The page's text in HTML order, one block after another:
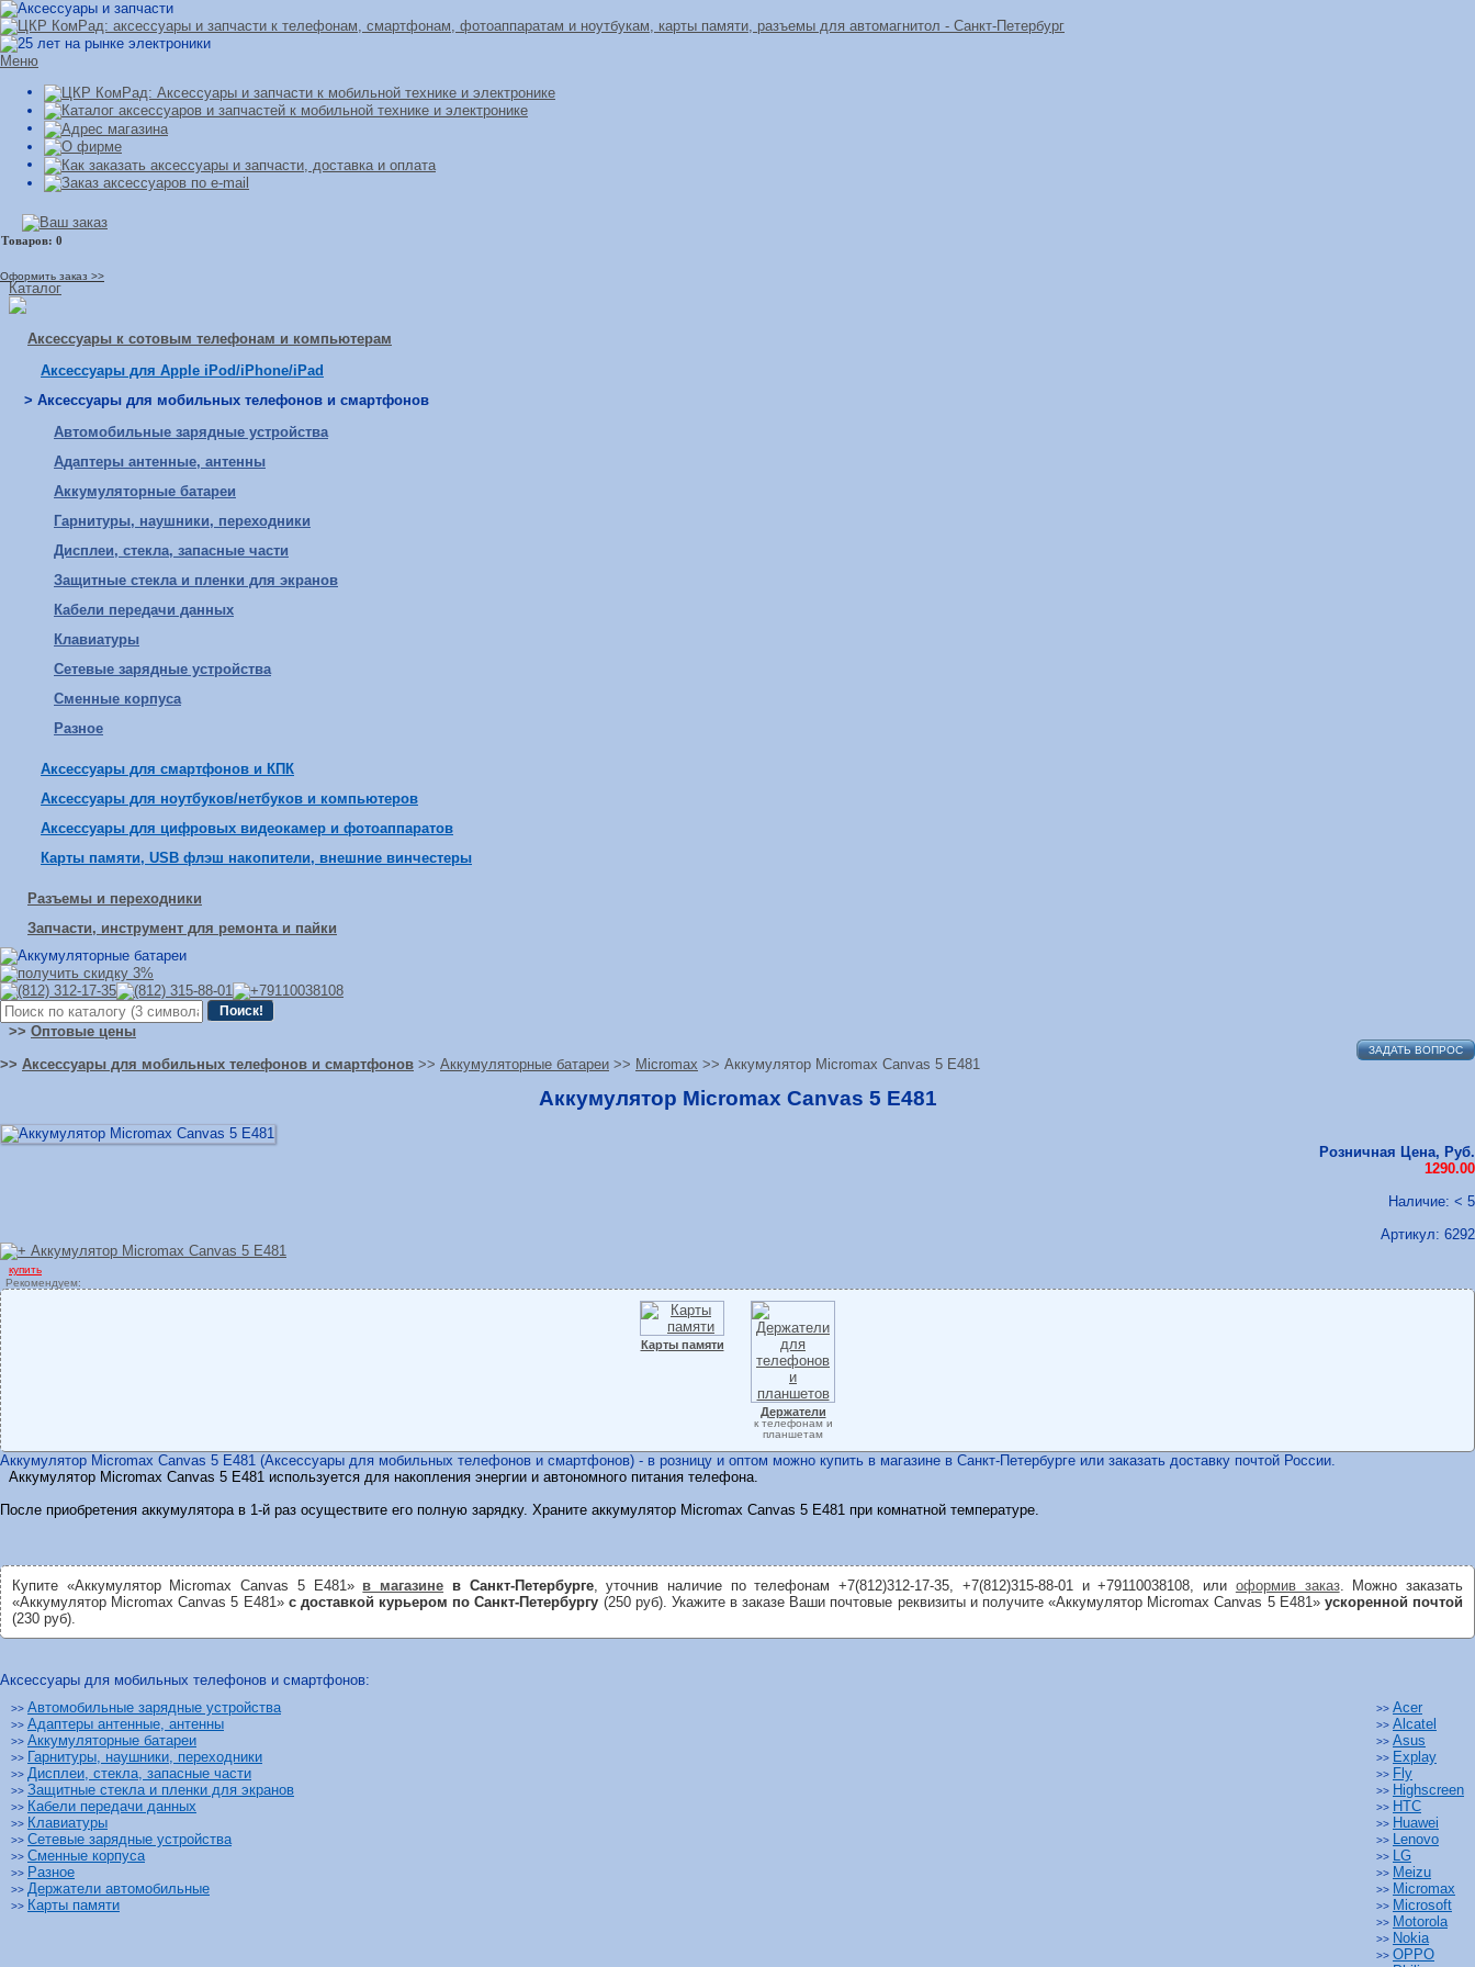
Меню
Оформить заказ >>
Каталог
Аксессуары к сотовым телефонам и компьютерам
Аксессуары для Apple iPod/iPhone/iPad
> Аксессуары для мобильных телефонов и смартфонов
Автомобильные зарядные устройства
Адаптеры антенные, антенны
Аккумуляторные батареи
Гарнитуры, наушники, переходники
Дисплеи, стекла, запасные части
Защитные стекла и пленки для экранов
Кабели передачи данных
Клавиатуры
Сетевые зарядные устройства
Сменные корпуса
Разное
Аксессуары для смартфонов и КПК
Аксессуары для ноутбуков/нетбуков и компьютеров
Аксессуары для цифровых видеокамер и фотоаппаратов
Карты памяти, USB флэш накопители, внешние винчестеры
Разъемы и переходники
Запчасти, инструмент для ремонта и пайки
>> Оптовые цены
ЗАДАТЬ ВОПРОС
>> Аксессуары для мобильных телефонов и смартфонов >> Аккумуляторные батареи >> Micromax >> Аккумулятор Micromax Canvas 5 E481
Аккумулятор Micromax Canvas 5 E481
Розничная Цена, Руб.
1290.00
Наличие: < 5
Артикул: 6292
купить
Рекомендуем:
Карты памяти
Держатели
к телефонам и
планшетам
Аккумулятор Micromax Canvas 5 E481 (Аксессуары для мобильных телефонов и смартфонов) - в розницу и оптом можно купить в магазине в Санкт-Петербурге или заказать доставку почтой России.
Аккумулятор Micromax Canvas 5 E481 используется для накопления энергии и автономного питания телефона.
После приобретения аккумулятора в 1-й раз осуществите его полную зарядку. Храните аккумулятор Micromax Canvas 5 E481 при комнатной температуре.
Купите «Аккумулятор Micromax Canvas 5 E481» в магазине в Санкт-Петербурге, уточнив наличие по телефонам +7(812)312-17-35, +7(812)315-88-01 и +79110038108, или оформив заказ. Можно заказать
«Аккумулятор Micromax Canvas 5 E481» с доставкой курьером по Санкт-Петербургу (250 руб). Укажите в заказе Ваши почтовые реквизиты и получите «Аккумулятор Micromax Canvas 5 E481» ускоренной почтой
(230 руб).
Аксессуары для мобильных телефонов и смартфонов:
>> Автомобильные зарядные устройства
>> Адаптеры антенные, антенны
>> Аккумуляторные батареи
>> Гарнитуры, наушники, переходники
>> Дисплеи, стекла, запасные части
>> Защитные стекла и пленки для экранов
>> Кабели передачи данных
>> Клавиатуры
>> Сетевые зарядные устройства
>> Сменные корпуса
>> Разное
>> Держатели автомобильные
>> Карты памяти
>> Acer
>> Alcatel
>> Asus
>> Explay
>> Fly
>> Highscreen
>> HTC
>> Huawei
>> Lenovo
>> LG
>> Meizu
>> Micromax
>> Microsoft
>> Motorola
>> Nokia
>> OPPO